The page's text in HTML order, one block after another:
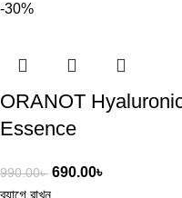
-30%
ORANOT
Essence
990.00৳ 690.00৳